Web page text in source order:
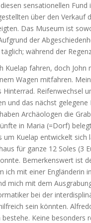
sensationellen Fund
über den Verkauf
Das Museum ist
der
während der
Kuelap fahren, doch John
Wagen mitfahren.
Reifenwechsel
und das nächst
Archäologen die
in Maria (=Dorf)
Kuelap entwickelt
für ganze 12 Soles (3
Bemerkenswert ist
ich mit einer Engländerin
mich mit dem
bei der
sein könnten.
Keine besonders